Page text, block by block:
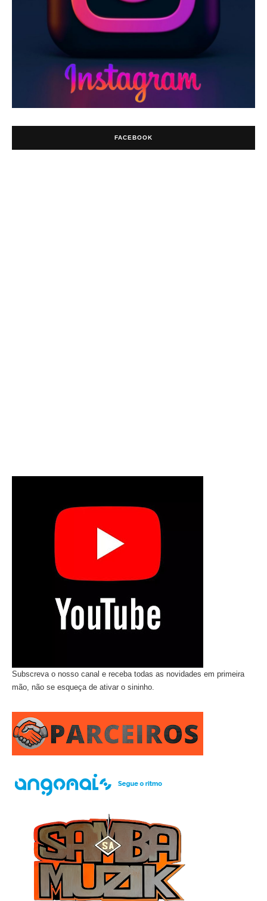
FACEBOOK
Subscreva o nosso canal e receba todas as novidades em primeira
mão, não se esqueça de ativar o sininho.